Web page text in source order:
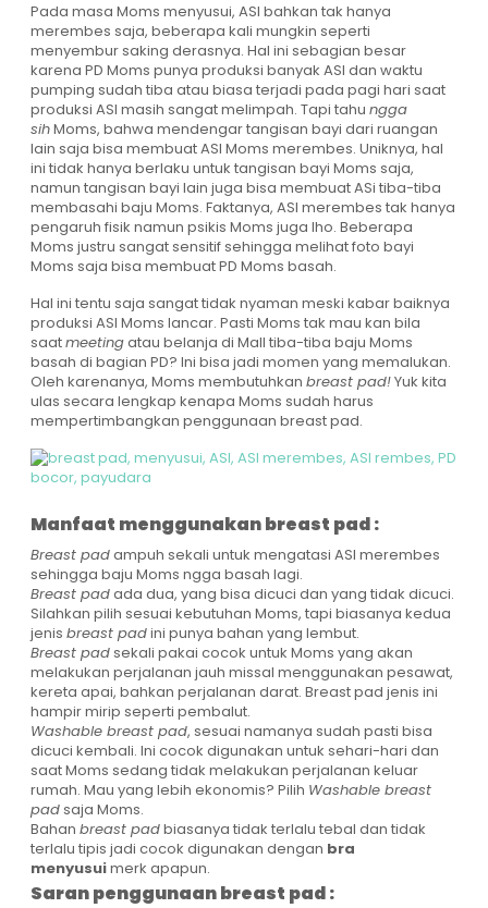
Pada masa Moms menyusui, ASI bahkan tak hanya
merembes saja, beberapa kali mungkin seperti
menyembur saking derasnya. Hal ini sebagian besar
karena PD Moms punya produksi banyak ASI dan waktu
pumping sudah tiba atau biasa terjadi pada pagi hari saat
produksi ASI masih sangat melimpah. Tapi tahu ngga
sihMoms, bahwa mendengar tangisan bayi dari ruangan
lain saja bisa membuat ASI Moms merembes. Uniknya, hal
ini tidak hanya berlaku untuk tangisan bayi Moms saja,
namun tangisan bayi lain juga bisa membuat ASi tiba-tiba
membasahi baju Moms. Faktanya, ASI merembes tak hanya
pengaruh fisik namun psikis Moms juga lho. Beberapa
Moms justru sangat sensitif sehingga melihat foto bayi
Moms saja bisa membuat PD Moms basah.
Hal ini tentu saja sangat tidak nyaman meski kabar baiknya
produksi ASI Moms lancar. Pasti Moms tak mau kan bila
saatmeetingatau belanja di Mall tiba-tiba baju Moms
basah di bagian PD? Ini bisa jadi momen yang memalukan.
Oleh karenanya, Moms membutuhkan breast pad!Yuk kita
ulas secara lengkap kenapa Moms sudah harus
mempertimbangkan penggunaan breast pad.
Manfaat menggunakan breast pad :
Breast padampuh sekali untuk mengatasi ASI merembes
sehingga baju Moms ngga basah lagi.
Breast padada dua, yang bisa dicuci dan yang tidak dicuci.
Silahkan pilih sesuai kebutuhan Moms, tapi biasanya kedua
jenis breast padini punya bahan yang lembut.
Breast padsekali pakai cocok untuk Moms yang akan
melakukan perjalanan jauh missal menggunakan pesawat,
kereta apai, bahkan perjalanan darat. Breast pad jenis ini
hampir mirip seperti pembalut.
Washable breast pad, sesuai namanya sudah pasti bisa
dicuci kembali. Ini cocok digunakan untuk sehari-hari dan
saat Moms sedang tidak melakukan perjalanan keluar
rumah. Mau yang lebih ekonomis? Pilih Washable breast
padsaja Moms.
Bahan breast padbiasanya tidak terlalu tebal dan tidak
terlalu tipis jadi cocok digunakan dengan bra
menyusuimerk apapun.
Saran penggunaan breast pad :